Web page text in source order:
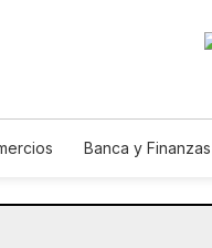
Banca y Finanzas